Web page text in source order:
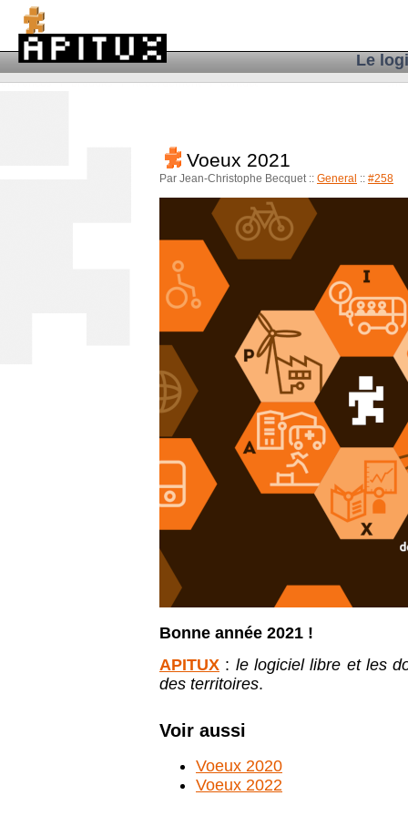
Le
Voeux 2021
Par Jean-Christophe Becquet :: General :: #258
Bonne année 2021 !
APITUX : le logiciel libre et les
des territoires.
Voir aussi
Voeux 2020
Voeux 2022